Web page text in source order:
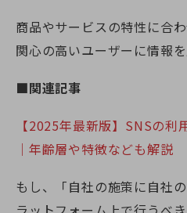
商品やサービスの特性に合
関心の高いユーザーに情報
■関連記事
【2025年最新版】SNSの利
｜年齢層や特徴なども解説
もし、「自社の施策に自社